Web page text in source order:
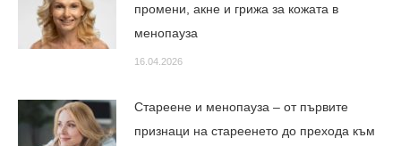
промени, акне и грижа за кожата в
менопауза
16.04.2026
Стареене и менопауза – от първите
признаци на стареенето до прехода към